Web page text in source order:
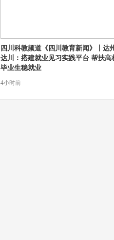
四川科教频道《四川教育新闻》丨达
达川：搭建就业见习实践平台 帮扶高
毕业生稳就业
4小时前